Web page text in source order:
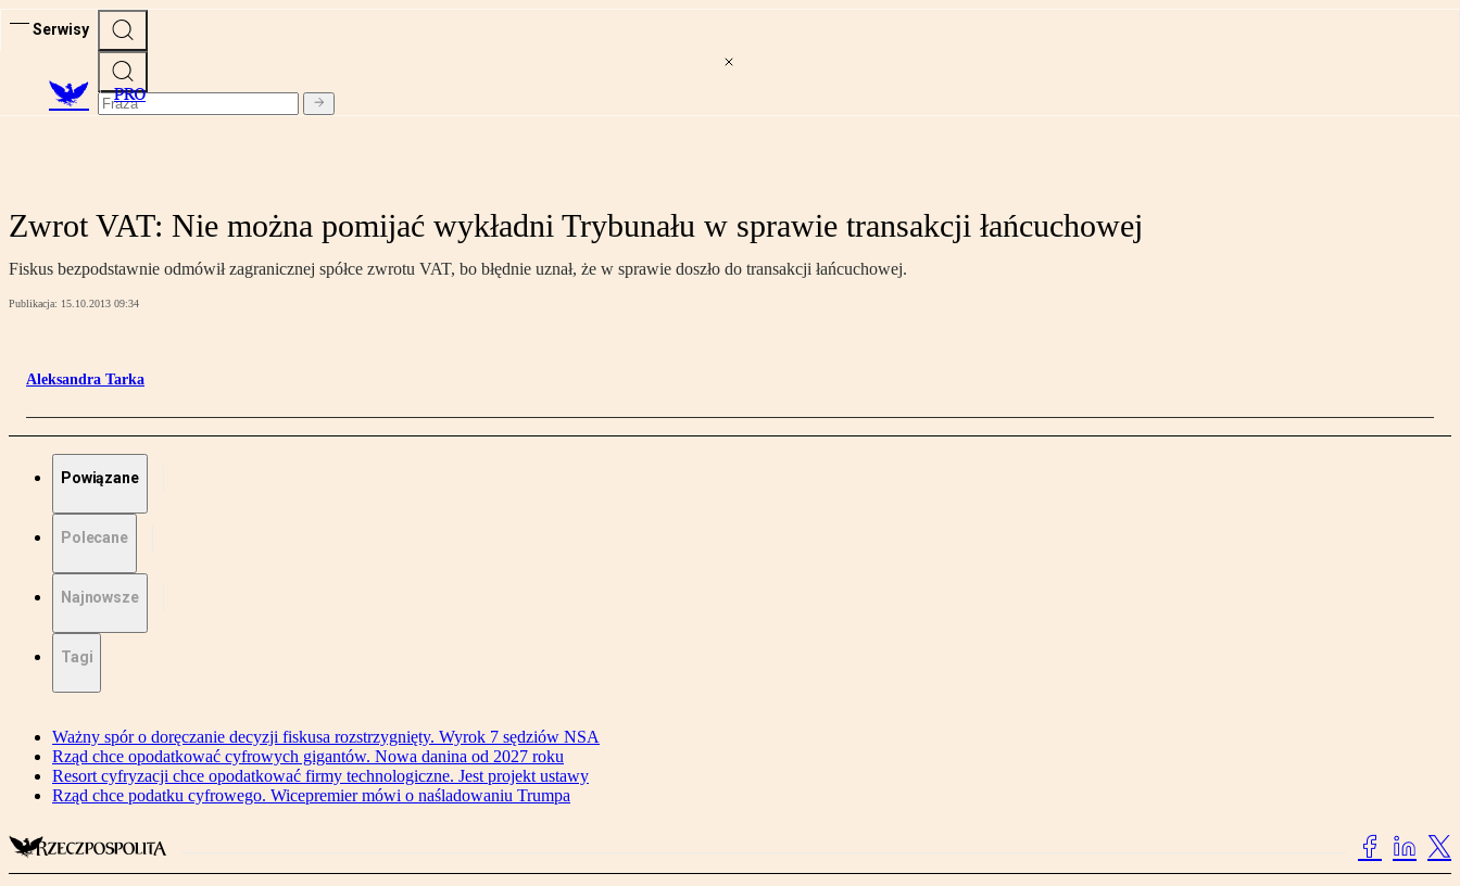
Serwisy
PRO
Zwrot VAT: Nie można pomijać wykładni Trybunału w sprawie transakcji łańcuchowej
Fiskus bezpodstawnie odmówił zagranicznej spółce zwrotu VAT, bo błędnie uznał, że w sprawie doszło do transakcji łańcuchowej.
Publikacja: 15.10.2013 09:34
Aleksandra Tarka
Powiązane
Polecane
Najnowsze
Tagi
Ważny spór o doręczanie decyzji fiskusa rozstrzygnięty. Wyrok 7 sędziów NSA
Rząd chce opodatkować cyfrowych gigantów. Nowa danina od 2027 roku
Resort cyfryzacji chce opodatkować firmy technologiczne. Jest projekt ustawy
Rząd chce podatku cyfrowego. Wicepremier mówi o naśladowaniu Trumpa